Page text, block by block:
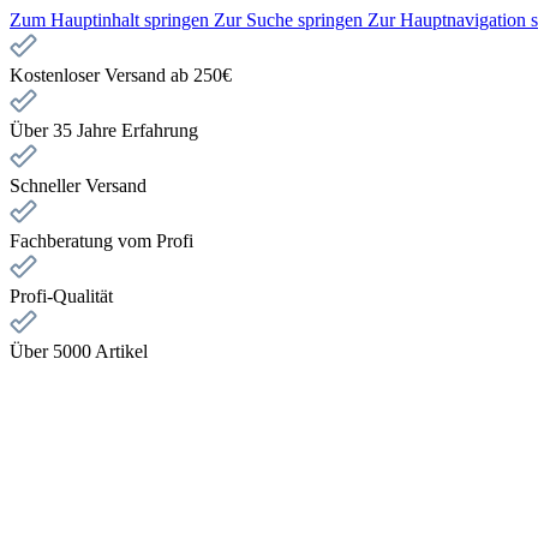
Zum Hauptinhalt springen Zur Suche springen Zur Hauptnavigation
Kostenloser Versand ab 250€
Über 35 Jahre Erfahrung
Schneller Versand
Fachberatung vom Profi
Profi-Qualität
Über 5000 Artikel